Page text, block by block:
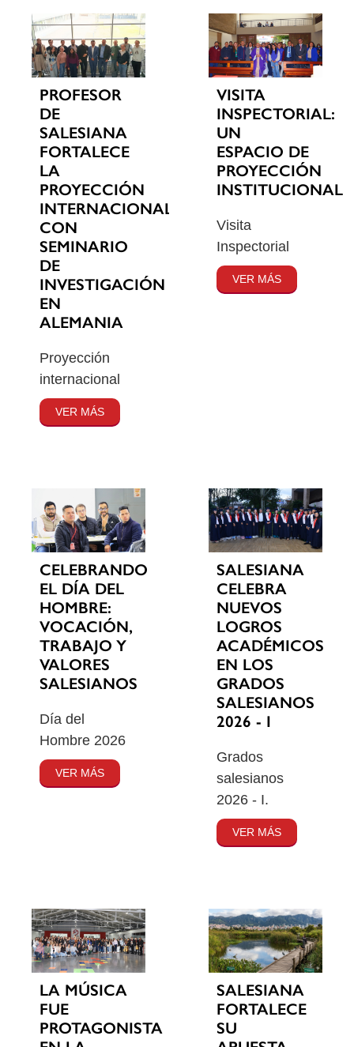
PROFESOR
DE
SALESIANA
FORTALECE
LA
PROYECCIÓN
INTERNACIONAL
CON
SEMINARIO
DE
INVESTIGACIÓN
EN
ALEMANIA
Proyección
internacional
VER MÁS
VISITA
INSPECTORIAL:
UN
ESPACIO DE
PROYECCIÓN
INSTITUCIONAL
Visita
Inspectorial
VER MÁS
CELEBRANDO
EL DÍA DEL
HOMBRE:
VOCACIÓN,
TRABAJO Y
VALORES
SALESIANOS
Día del
Hombre 2026
VER MÁS
SALESIANA
CELEBRA
NUEVOS
LOGROS
ACADÉMICOS
EN LOS
GRADOS
SALESIANOS
2026 - I
Grados
salesianos
2026 - I.
VER MÁS
LA MÚSICA
FUE
PROTAGONISTA
SALESIANA
FORTALECE
SU